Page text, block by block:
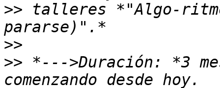
>> talleres *"Algo-
>>
>> *--->Duración: *3